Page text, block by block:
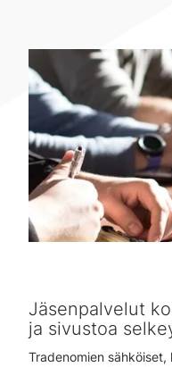
Jäsenpalvelut
ja sivustoa
Tradenomien